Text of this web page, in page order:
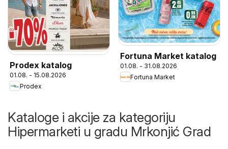
Prodex katalog
01.08. - 15.08.2026
Prodex
Fortuna Market katalog
01.08. - 31.08.2026
Fortuna Market
Kataloge i akcije za kategoriju
Hipermarketi u gradu Mrkonjić Grad